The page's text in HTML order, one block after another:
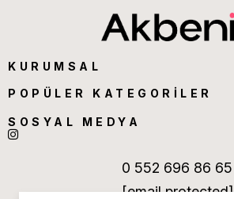
KURUMSAL
POPÜLER KATEGORİLER
SOSYAL MEDYA
0 552 696 86 65
[email protected]